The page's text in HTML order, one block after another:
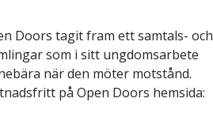
Doors tagit fram ett samtals- och
som i sitt ungdomsarbete
när den möter motstånd.
på Open Doors hemsida: